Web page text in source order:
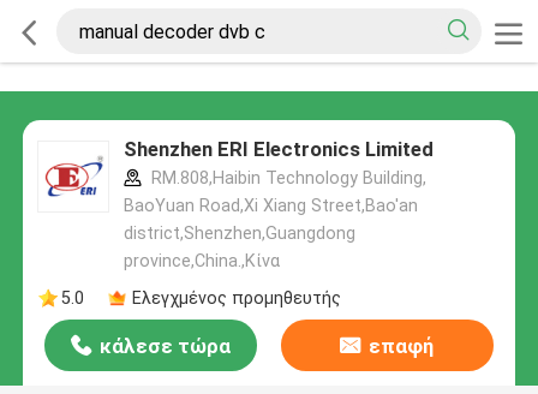
Shenzhen ERI Electronics Limited
RM.808,Haibin Technology Building,
BaoYuan Road,Xi Xiang Street,Bao'an
district,Shenzhen,Guangdong
province,China.,Κίνα
5.0
Ελεγχμένος προμηθευτής
κάλεσε τώρα επαφή